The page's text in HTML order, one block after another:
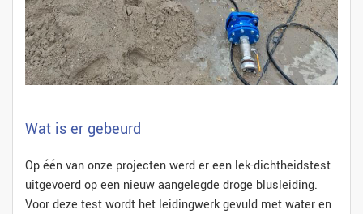
Wat is er gebeurd
Op één van onze projecten werd er een lek-dichtheidstest
uitgevoerd op een nieuw aangelegde droge blusleiding.
Voor deze test wordt het leidingwerk gevuld met water en